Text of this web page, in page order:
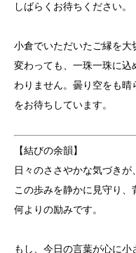
しばらくお待ちください。
小倉でいただいたご縁を
変わっても、一珠一珠に
わりません。曇り空をも
をお待ちしています。
【結びの余韻】
日々のささやかな気づきが
この歩みを静かに見守り、
何よりの励みです。
もし、今日の言葉が心に